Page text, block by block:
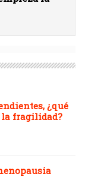
¿qué
la fragilidad?